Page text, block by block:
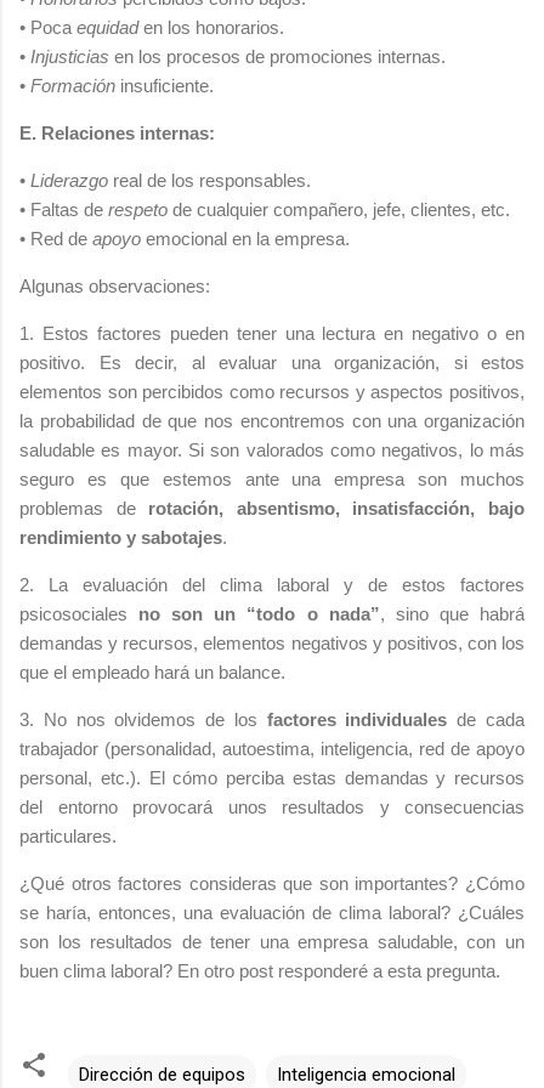
• Poca equidaden los honorarios.
• Injusticias en los procesos de promociones internas.
• Formación insuficiente.
E. Relaciones internas:
• Liderazgo real de los responsables.
• Faltas de respeto de cualquier compañero, jefe, clientes, etc.
• Red de apoyo emocional en la empresa.
Algunas observaciones:
1. Estos factores pueden tener una lectura en negativo o en
positivo. Es decir, al evaluar una organización, si estos
elementos son percibidos como recursos y aspectos positivos,
la probabilidad de que nos encontremos con una organización
saludable es mayor. Si son valorados como negativos, lo más
seguro es que estemos ante una empresa son muchos
problemas de rotación, absentismo, insatisfacción, bajo
rendimiento y sabotajes.
2. La evaluación del clima laboral y de estos factores
psicosociales no son un “todo o nada”, sino que habrá
demandas y recursos, elementos negativos y positivos, con los
que el empleado hará un balance.
3. No nos olvidemos de los factores individuales de cada
trabajador (personalidad, autoestima, inteligencia, red de apoyo
personal, etc.). El cómo perciba estas demandas y recursos
del entorno provocará unos resultados y consecuencias
particulares.
¿Qué otros factores consideras que son importantes? ¿Cómo
se haría, entonces, una evaluación de clima laboral? ¿Cuáles
son los resultados de tener una empresa saludable, con un
buen clima laboral? En otro post responderé a esta pregunta.
Dirección de equipos Inteligencia emocional